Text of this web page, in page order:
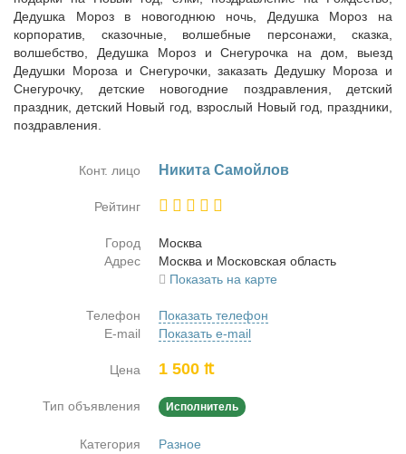
Дедушка Мороз в новогоднюю ночь, Дедушка Мороз на
корпоратив, сказочные, волшебные персонажи, сказка,
волшебство, Дедушка Мороз и Снегурочка на дом, выезд
Дедушки Мороза и Снегурочки, заказать Дедушку Мороза и
Снегурочку, детские новогодние поздравления, детский
праздник, детский Новый год, взрослый Новый год, праздники,
поздравления.
Конт. лицо Ни­ки­та Са­мой­лов
Рейтинг
Город
Москва
Адрес
Москва и Мос­ков­ская об­ласть
Показать на карте
Телефон
Показать телефон
E-mail
Показать e-mail
Цена 1 500 ₶
Тип объявления Исполнитель
Категория
Разное